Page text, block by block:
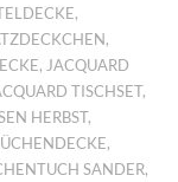
,
,
, JACQUARD
TISCHSET,
HERBST,
,
SANDER,